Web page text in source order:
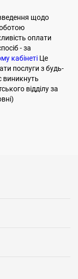
щодо
оплати
- за
кабінеті Це
послуги з будь-
виникнуть
відділу за